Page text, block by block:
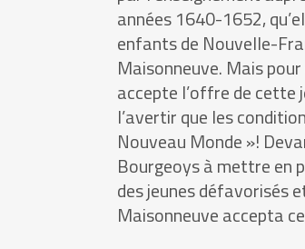
années 1640-1652,
enfants de Nouvelle-
Maisonneuve. Mais
accepte l’offre de cette
l’avertir que les
Nouveau Monde »!
Bourgeoys à mettre en
des jeunes défavorisés
Maisonneuve accepta